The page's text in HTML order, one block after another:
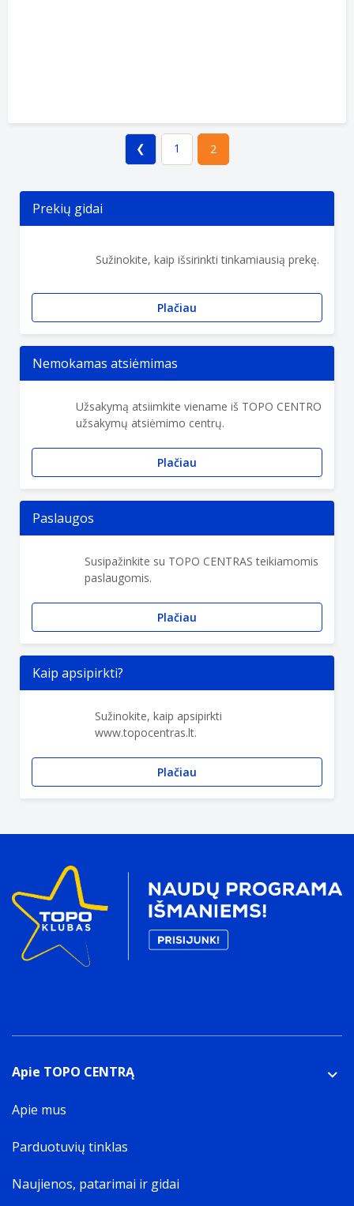
❮ 1 2
Prekių gidai
Sužinokite, kaip išsirinkti tinkamiausią prekę.
Plačiau
Nemokamas atsiėmimas
Užsakymą atsiimkite viename iš TOPO CENTRO
užsakymų atsiėmimo centrų.
Plačiau
Paslaugos
Susipažinkite su TOPO CENTRAS teikiamomis
paslaugomis.
Plačiau
Kaip apsipirkti?
Sužinokite, kaip apsipirkti
www.topocentras.lt.
Plačiau
Apie TOPO CENTRĄ
Apie mus
Parduotuvių tinklas
Naujienos, patarimai ir gidai